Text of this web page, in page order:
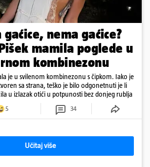
gaćice, nema gaćice?
mamila poglede u
kombinezonu
je u svilenom kombinezonu s čipkom. Iako je
sa strana, teško je bilo odgonetnuti je li
u izlazak otići u potpunosti bez donjeg rublja
5 34
Učitaj više